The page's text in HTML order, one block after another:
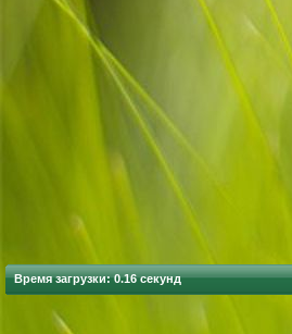
Время загрузки: 0.16 секунд